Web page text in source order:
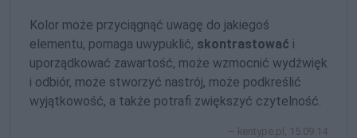
Kolor może przyciągnąć uwagę do jakiegoś
elementu, pomaga uwypuklić, skontrastować i
uporządkować zawartość, może wzmocnić wydźwięk
i odbiór, może stworzyć nastrój, może podkreślić
wyjątkowość, a także potrafi zwiększyć czytelność.
kentype.pl, 15.09.14